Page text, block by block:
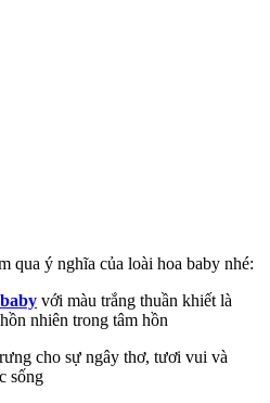
qua ý nghĩa của loài hoa baby nhé:
với màu trắng thuần khiết là
nhiên trong tâm hồn
cho sự ngây thơ, tươi vui và
sống